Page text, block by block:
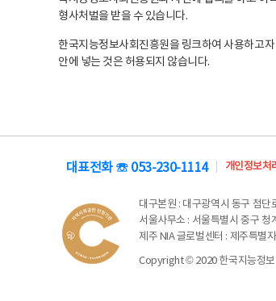
형사처벌을 받을 수 있습니다.
한국지능정보사회진흥원을 링크하여 사용하고
안에 넣는 것은 허용되지 않습니다.
대표전화 ☏ 053-230-1114 개인정보처
대구본원 : 대구광역시 동구 첨
서울사무소 : 서울특별시 중구
제주 NIA 글로벌센터 : 제주특별
Copyright © 2020 한국지능정